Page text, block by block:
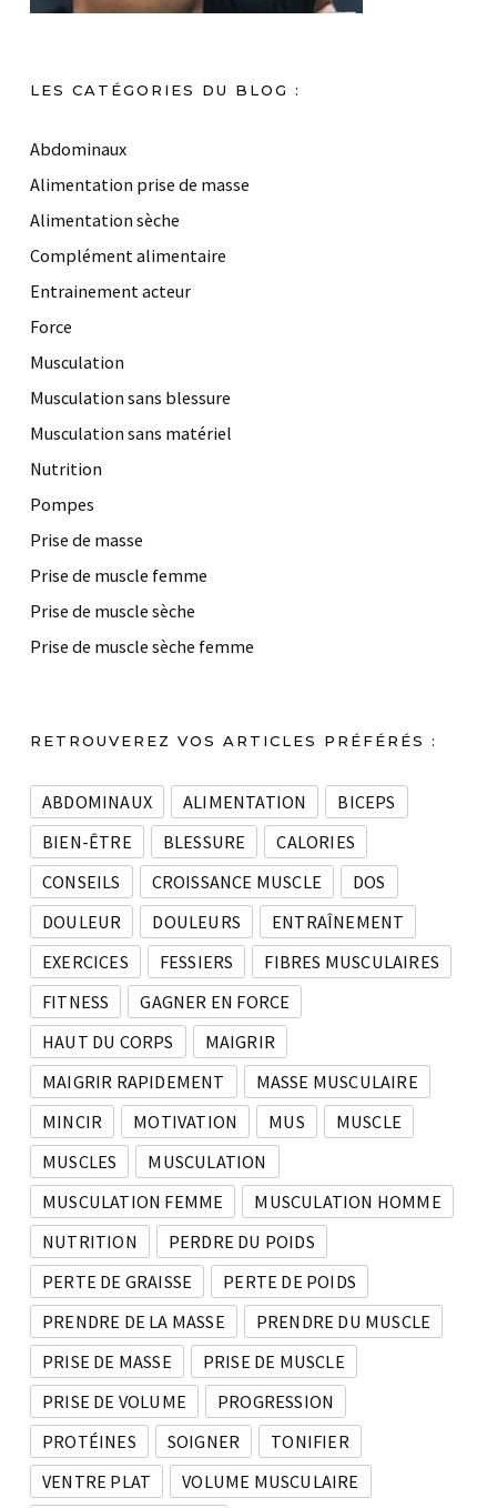
LES CATÉGORIES DU BLOG :
Abdominaux
Alimentation prise de masse
Alimentation sèche
Complément alimentaire
Entrainement acteur
Force
Musculation
Musculation sans blessure
Musculation sans matériel
Nutrition
Pompes
Prise de masse
Prise de muscle femme
Prise de muscle sèche
Prise de muscle sèche femme
RETROUVEREZ VOS ARTICLES PRÉFÉRÉS :
ABDOMINAUX ALIMENTATION
BICEPS
BIEN-ÊTRE
BLESSURE
CALORIES
CONSEILS
CROISSANCE MUSCLE
DOS
DOULEUR
DOULEURS
ENTRAÎNEMENT
EXERCICES
FESSIERS
FIBRES MUSCULAIRES
FITNESS
GAGNER EN FORCE
HAUT DU CORPS
MAIGRIR
MAIGRIR RAPIDEMENT
MASSE MUSCULAIRE
MINCIR
MOTIVATION MUS
MUSCLE
MUSCLES
MUSCULATION
MUSCULATION FEMME
MUSCULATION HOMME
NUTRITION
PERDRE DU POIDS
PERTE DE GRAISSE
PERTE DE POIDS
PRENDRE DE LA MASSE
PRENDRE DU MUSCLE
PRISE DE MASSE
PRISE DE MUSCLE
PRISE DE VOLUME
PROGRESSION
PROTÉINES
SOIGNER
TONIFIER
VENTRE PLAT
VOLUME MUSCULAIRE